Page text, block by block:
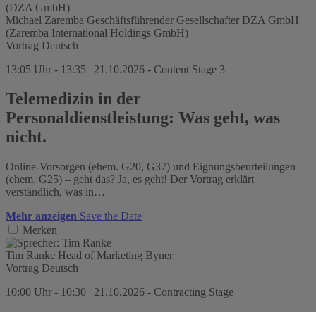
(DZA GmbH)
Michael Zaremba Geschäftsführender Gesellschafter DZA GmbH
(Zaremba International Holdings GmbH)
Vortrag Deutsch
13:05 Uhr - 13:35 | 21.10.2026 - Content Stage 3
Telemedizin in der
Personaldienstleistung: Was geht, was
nicht.
Online-Vorsorgen (ehem. G20, G37) und Eignungsbeurteilungen
(ehem. G25) – geht das? Ja, es geht! Der Vortrag erklärt
verständlich, was in…
Mehr anzeigen Save the Date
Merken
Tim Ranke Head of Marketing Byner
Vortrag Deutsch
10:00 Uhr - 10:30 | 21.10.2026 - Contracting Stage